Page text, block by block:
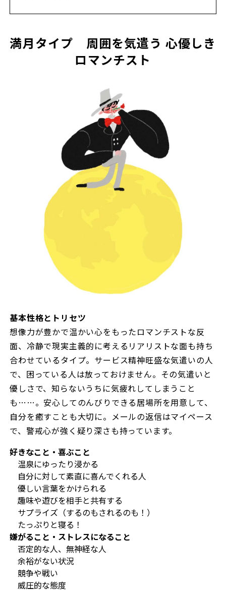
満月タイプ 周囲を気遣う 心優しき
ロマンチスト
基本性格とトリセツ
想像力が豊かで温かい心をもったロマンチストな反
面、冷静で現実主義的に考えるリアリストな面も持ち
合わせているタイプ。サービス精神旺盛な気遣いの人
で、困っている人は放っておけません。その気遣いと
優しさで、知らないうちに気疲れしてしまうこと
も……。安心してのんびりできる居場所を用意して、
自分を癒すことも大切に。メールの返信はマイペース
で、警戒心が強く疑り深さも持っています。
好きなこと・喜ぶこと
温泉にゆったり浸かる
自分に対して素直に喜んでくれる人
優しい言葉をかけられる
趣味や遊びを相手と共有する
サプライズ（するのもされるのも！）
たっぷりと寝る！
嫌がること・ストレスになること
否定的な人、無神経な人
余裕がない状況
競争や戦い
威圧的な態度